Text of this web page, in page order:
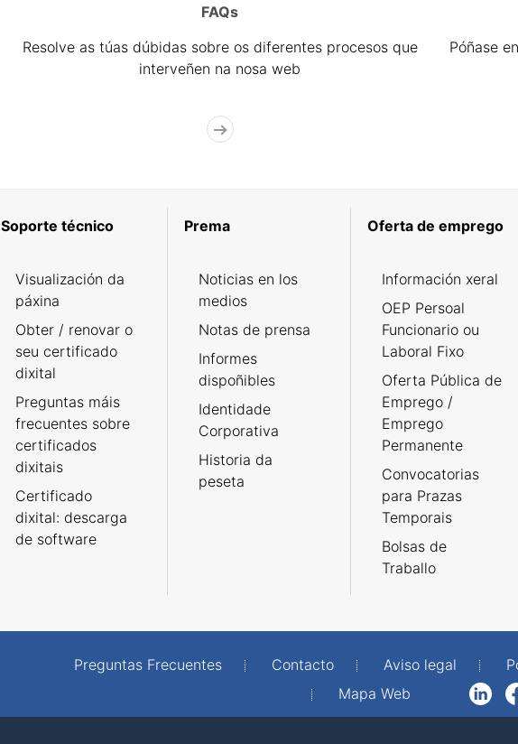
FAQs
Resolve as túas dúbidas sobre os diferentes procesos que
interveñen na nosa web
Póñase
Soporte técnico
Visualización da
páxina
Obter / renovar o
seu certificado
dixital
Preguntas máis
frecuentes sobre
certificados
dixitais
Certificado
dixital: descarga
de software
Prema
Noticias en los
medios
Notas de prensa
Informes
dispoñibles
Identidade
Corporativa
Historia da
peseta
Oferta de emprego
Información xeral
OEP Persoal
Funcionario ou
Laboral Fixo
Oferta Pública de
Emprego /
Emprego
Permanente
Convocatorias
para Prazas
Temporais
Bolsas de
Traballo
Preguntas Frecuentes Contacto Aviso legal
Mapa Web
LinkedInFacebook